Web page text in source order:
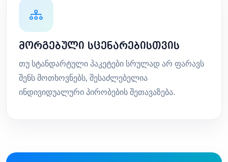
მორგებული სცენარებისთვის
თუ სტანდარტული პაკეტები სრულად არ ფარავს
შენს მოთხოვნებს, შესაძლებელია
ინდივიდუალური პირობების შეთავაზება.